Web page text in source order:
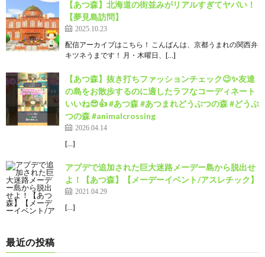
【あつ森】北海道の街並みがリアルすぎてヤバい！
【夢見島訪問】
2025.10.23
配信アーカイブはこちら！ こんばんは、京都うまれの関西弁
キツネうまです！ 月・木曜日、[…]
【あつ森】抜き打ちファッションチェック😉✨友達
の島をお散歩するのに適したラフなコーディネート
いいね😎👍 #あつ森 #あつまれどうぶつの森 #どうぶ
つの森 #animalcrossing
2026.04.14
[…]
アプデで追加された巨大迷路メーデー島から脱出せ
よ！【あつ森】【メーデーイベント/アスレチック】
2021.04.29
[…]
最近の投稿